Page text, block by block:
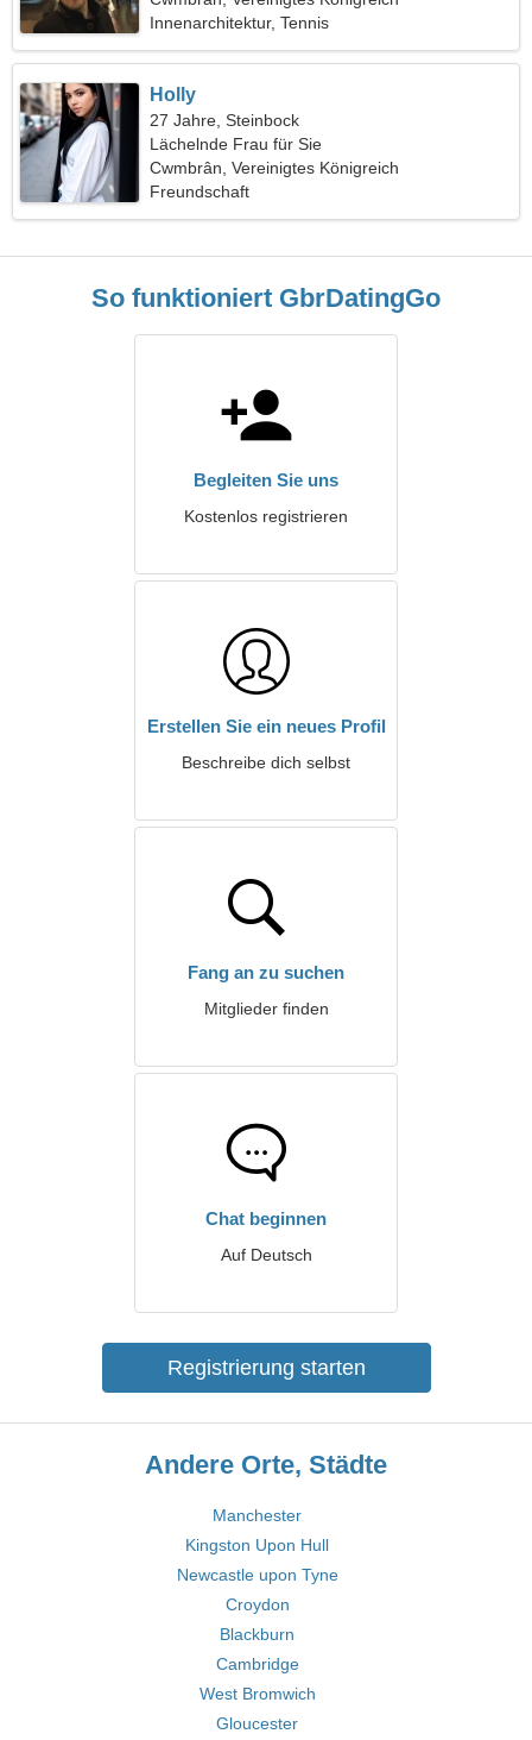
Innenarchitektur, Tennis
Holly
27 Jahre, Steinbock
Lächelnde Frau für Sie
Cwmbrân, Vereinigtes Königreich
Freundschaft
So funktioniert GbrDatingGo
Begleiten Sie uns
Kostenlos registrieren
Erstellen Sie ein neues Profil
Beschreibe dich selbst
Fang an zu suchen
Mitglieder finden
Chat beginnen
Auf Deutsch
Registrierung starten
Andere Orte, Städte
Manchester
Kingston Upon Hull
Newcastle upon Tyne
Croydon
Blackburn
Cambridge
West Bromwich
Gloucester